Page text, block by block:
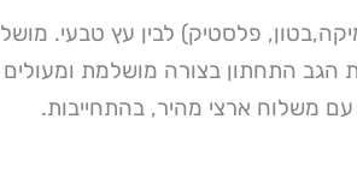
פלסטיק) לבין עץ טבעי.
התחתון בצורה מושלמת
משלוח ארצי מהיר, בהתחייבות.